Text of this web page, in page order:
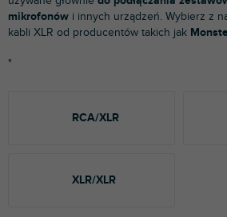
mikrofonów i innych urządzeń. Wybierz z
kabli XLR od producentów takich jak
"
RCA/XLR
XLR/XLR